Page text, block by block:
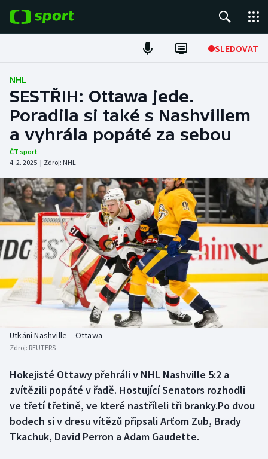
SLEDOVAT
Fotbal
Hokej
Tenis
Atletika
Cyklistika
DALŠÍ SPORTY
Americký fotbal
Baseball a softbal
Basketbal
Biatlon
Box
Curling
NEPŘEHLÉDNĚTE
Soutěže
Historické návraty
Aplikace ČT sport
NHL
SESTŘIH: Ottawa jede.
Poradila si také s Nashvillem
a vyhrála popáté za sebou
ČT sport
4. 2. 2025 | Zdroj: NHL
Utkání Nashville – Ottawa
Zdroj: REUTERS
Hokejisté Ottawy přehráli v NHL Nashville 5:2 a
zvítězili popáté v řadě. Hostující Senators rozhodli
ve třetí třetině, ve které nastříleli tři branky.Po dvou
bodech si v dresu vítězů připsali Arťom Zub, Brady
Tkachuk, David Perron a Adam Gaudette.